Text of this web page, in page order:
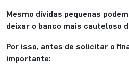
Mesmo dívidas pequenas
deixar o banco mais cauteloso
Por isso, antes de solicitar o
importante: